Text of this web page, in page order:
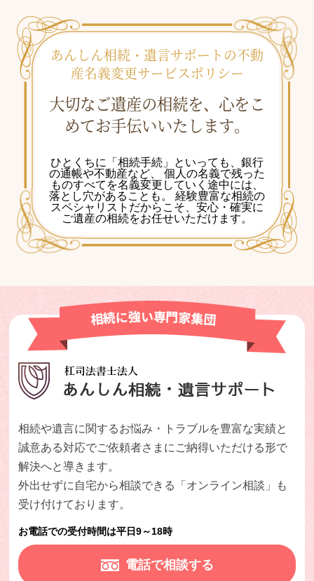
あんしん相続・遺言サポートの不動
産名義変更サービスポリシー
大切なご遺産の相続を、心をこ
めてお手伝いいたします。
ひとくちに「相続手続」といっても、銀行
の通帳や不動産など、
個人の名義で残った
ものすべてを名義変更していく途中には、
落とし穴があることも。
経験豊富な相続の
スペシャリストだからこそ、安心・確実に
ご遺産の相続をお任せいただけます。
相続や遺言に関するお悩み・トラブルを豊富な実績と
誠意ある対応でご依頼者さまにご納得いただける形で
解決へと導きます。
外出せずに自宅から相談できる「オンライン相談」も
受け付けております。
お電話での受付時間は平日9～18時
電話で相談する